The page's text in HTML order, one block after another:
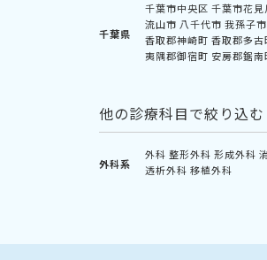
千葉県
千葉市中央区 千葉市花見
流山市 八千代市 我孫子市
香取郡神崎町 香取郡多古
夷隅郡御宿町 安房郡鋸南
他の診療科目で絞り込む
外科系
外科 整形外科 形成外科
透析外科 移植外科